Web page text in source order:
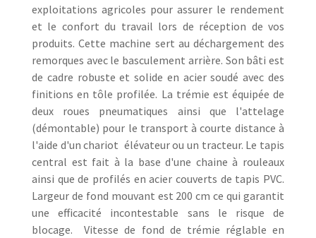
exploitations agricoles pour assurer le rendement
et le confort du travail lors de réception de vos
produits. Cette machine sert au déchargement des
remorques avec le basculement arrière. Son bâti est
de cadre robuste et solide en acier soudé avec des
finitions en tôle profilée. La trémie est équipée de
deux roues pneumatiques ainsi que l'attelage
(démontable) pour le transport à courte distance à
l'aide d'un chariot élévateur ou un tracteur. Le tapis
central est fait à la base d'une chaine à rouleaux
ainsi que de profilés en acier couverts de tapis PVC.
Largeur de fond mouvant est 200 cm ce qui garantit
une efficacité incontestable sans le risque de
blocage. Vitesse de fond de trémie réglable en